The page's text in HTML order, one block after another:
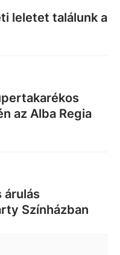
leletet találunk a
az Alba Regia
árulás
Színházban